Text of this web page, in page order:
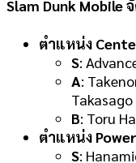
Slam Dunk Mobile
ตำแหน่ง
S:
A:
Takasago
B: Toru
ตำแหน่ง
S: